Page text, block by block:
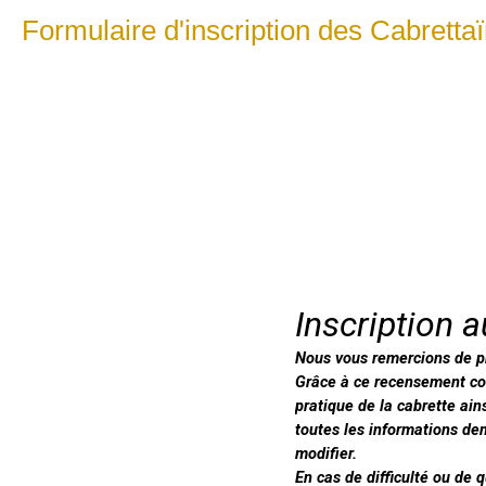
Formulaire d'inscription des